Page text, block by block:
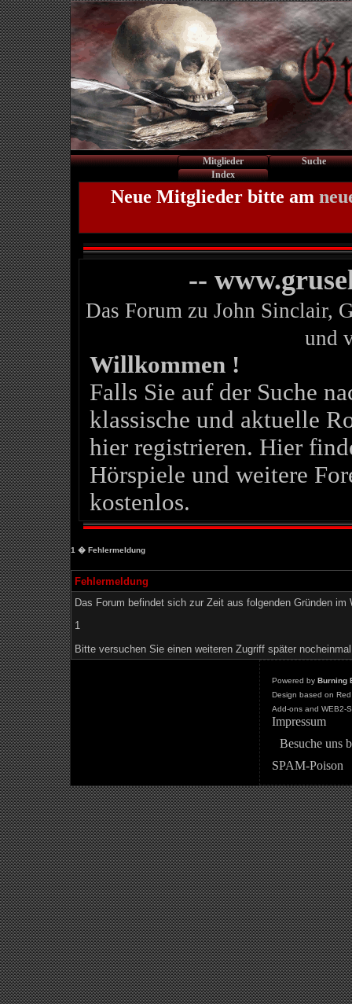
Mitglieder
Suche
Index
Neue Mitglieder bitte am
--
Das Forum zu John Sinclair,
und
Willkommen !
Falls Sie auf der Suche
klassische und aktuelle
hier registrieren. Hier
Hörspiele und weitere
kostenlos.
1 � Fehlermeldung
Fehlermeldung
Das Forum befindet sich zur Zeit aus folgenden Gründen im
1
Bitte versuchen Sie einen weiteren Zugriff später
Powered by Burning
Design based on
Add-ons and WEB2-
Impressum
Besuche uns
SPAM-Poison